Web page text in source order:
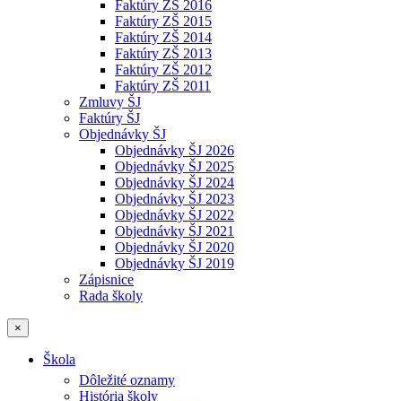
Faktúry ZŠ 2016
Faktúry ZŠ 2015
Faktúry ZŠ 2014
Faktúry ZŠ 2013
Faktúry ZŠ 2012
Faktúry ZŠ 2011
Zmluvy ŠJ
Faktúry ŠJ
Objednávky ŠJ
Objednávky ŠJ 2026
Objednávky ŠJ 2025
Objednávky ŠJ 2024
Objednávky ŠJ 2023
Objednávky ŠJ 2022
Objednávky ŠJ 2021
Objednávky ŠJ 2020
Objednávky ŠJ 2019
Zápisnice
Rada školy
×
Škola
Dôležité oznamy
História školy